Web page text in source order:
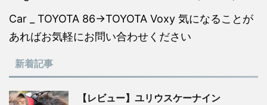
Car _ TOYOTA 86→TOYOTA Voxy 気になることが
あればお気軽にお問い合わせください
新着記事
【レビュー】ユリウスケーナイン